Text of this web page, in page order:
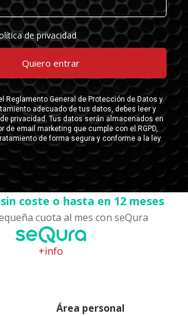
coste o hasta en 12 meses
cuota al mes con seQura
+info
Área personal